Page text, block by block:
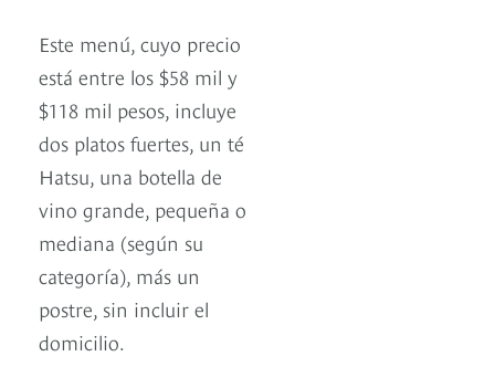
Este menú, cuyo precio
está entre los $58 mil y
$118 mil pesos, incluye
dos platos fuertes, un té
Hatsu, una botella de
vino grande, pequeña o
mediana (según su
categoría), más un
postre, sin incluir el
domicilio.